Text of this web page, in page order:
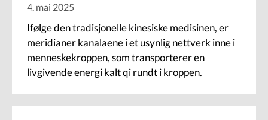
4. mai 2025
Ifølge den tradisjonelle kinesiske medisinen, er
meridianer kanalaene i et usynlig nettverk inne i
menneskekroppen, som transporterer en
livgivende energi kalt qi rundt i kroppen.